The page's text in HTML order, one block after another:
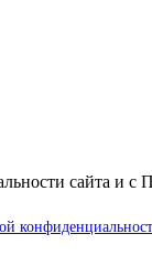
сайта и